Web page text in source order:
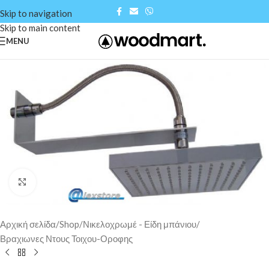
Skip to navigation
Skip to main content
MENU
Αρχική σελίδα/Shop/Νικελοχρωμέ - Είδη μπάνιου/
Βραχιωνες Ντους Τοιχου-Οροφης